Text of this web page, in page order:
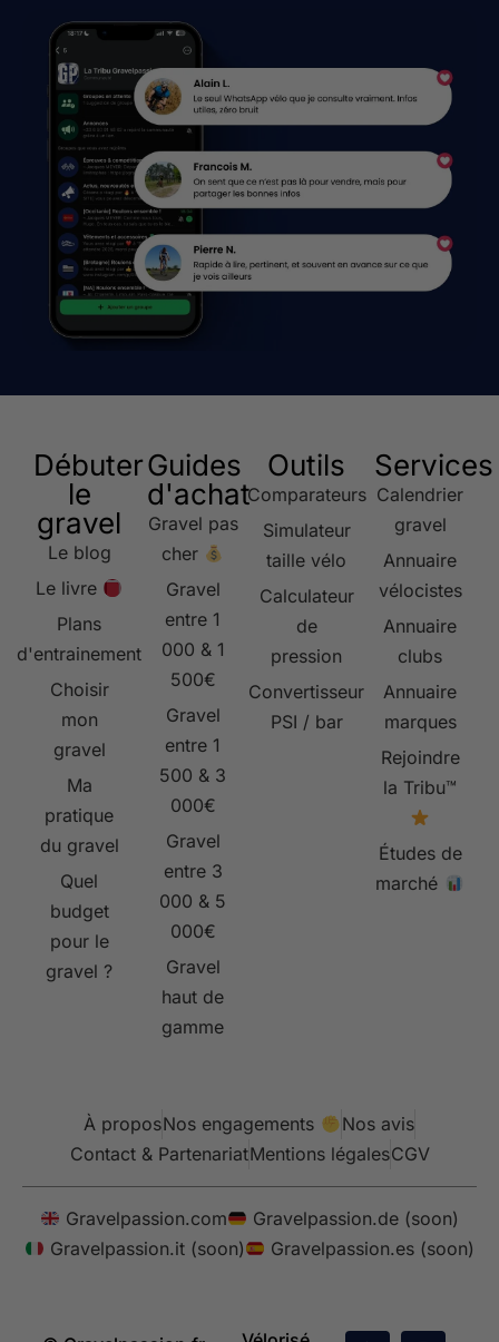
Débuter
le
gravel
Le blog
Le livre
Plans
d'entrainement
Choisir
mon
gravel
Ma
pratique
du gravel
Quel
budget
pour le
gravel ?
Guides
d'achat
Gravel pas
cher
Gravel
entre 1
000 & 1
500€
Gravel
entre 1
500 & 3
000€
Gravel
entre 3
000 & 5
000€
Gravel
haut de
gamme
Outils
Comparateurs
Simulateur
taille vélo
Calculateur
de
pression
Convertisseur
PSI / bar
Services
Calendrier
gravel
Annuaire
vélocistes
Annuaire
clubs
Annuaire
marques
Rejoindre
la Tribu™
Études de
marché
À proposNos engagements
Nos avis
Contact & PartenariatMentions légalesCGV
Gravelpassion.com
Gravelpassion.de (soon)
Gravelpassion.it (soon)
Gravelpassion.es (soon)